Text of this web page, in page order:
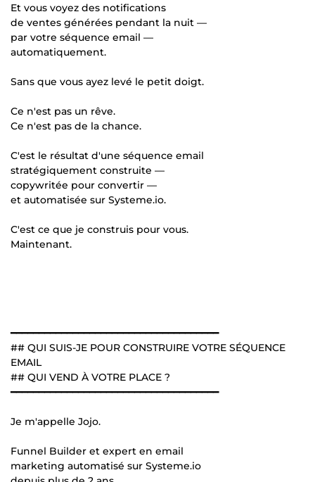
Et vous voyez des notifications
de ventes générées pendant la nuit —
par votre séquence email —
automatiquement.
Sans que vous ayez levé le petit doigt.
Ce n'est pas un rêve.
Ce n'est pas de la chance.
C'est le résultat d'une séquence email
stratégiquement construite —
copywritée pour convertir —
et automatisée sur Systeme.io.
C'est ce que je construis pour vous.
Maintenant.
━━━━━━━━━━━━━━━━━━━━━━━━━━━━━━━━━━━━━
## QUI SUIS-JE POUR CONSTRUIRE VOTRE SÉQUENCE
EMAIL
## QUI VEND À VOTRE PLACE ?
━━━━━━━━━━━━━━━━━━━━━━━━━━━━━━━━━━━━━
Je m'appelle Jojo.
Funnel Builder et expert en email
marketing automatisé sur Systeme.io